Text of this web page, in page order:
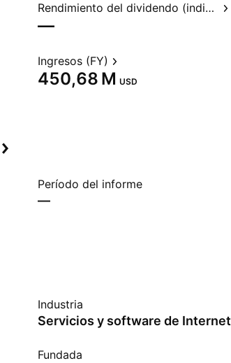
Rendimiento del dividendo (indicado)
—
Ingresos (FY)
‪450,68 M‬ USD
Período del informe
—
Industria
Servicios y software de Internet
Fundada